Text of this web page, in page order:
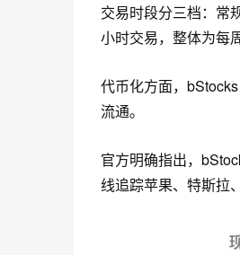
交易时段分三档：常
小时交易，整体为每
代币化方面，
流通。
官方明确指出，
线追踪苹果、特斯拉